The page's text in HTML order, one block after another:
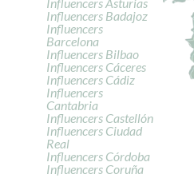
Influencers Badajoz
Influencers
Barcelona
Influencers Bilbao
Influencers Cáceres
Influencers Cádiz
Influencers
Cantabria
Influencers Castellón
Influencers Ciudad
Real
Influencers Córdoba
Influencers Coruña